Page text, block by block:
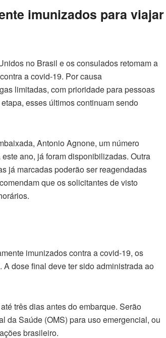
imunizados para viajar
no Brasil e os consulados retomam a
a covid-19. Por causa
limitadas, com prioridade para pessoas
esses últimos continuam sendo
Antonio Agnone, um número
ano, já foram disponibilizadas. Outra
já marcadas poderão ser reagendadas
que os solicitantes de visto
imunizados contra a covid-19, os
dose final deve ter sido administrada ao
três dias antes do embarque. Serão
da Saúde (OMS) para uso emergencial, ou
brasileiro.